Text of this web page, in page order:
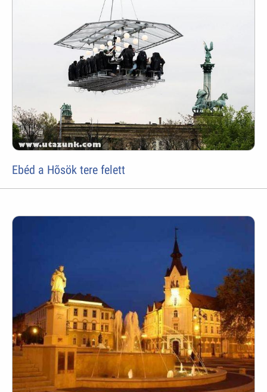
Ebéd a Hõsök tere felett